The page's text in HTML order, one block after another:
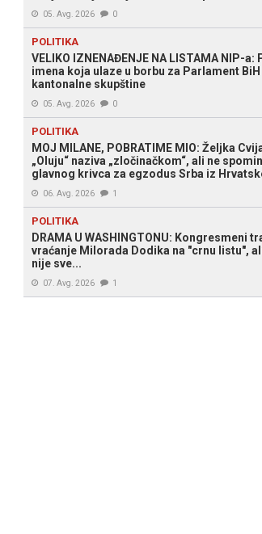
05. Avg. 2026 0
POLITIKA
VELIKO IZNENAĐENJE NA LISTAMA NIP-a:
imena koja ulaze u borbu za Parlament BiH
kantonalne skupštine
05. Avg. 2026 0
POLITIKA
MOJ MILANE, POBRATIME MIO: Željka
„Oluju“ naziva „zločinačkom“, ali ne
glavnog krivca za egzodus Srba iz
06. Avg. 2026 1
POLITIKA
DRAMA U WASHINGTONU: Kongresmeni
vraćanje Milorada Dodika na "crnu listu",
nije sve...
07. Avg. 2026 1